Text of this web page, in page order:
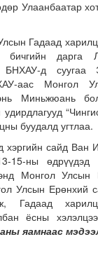
Улаанбаатар
Гадаад
дарга
БНХАУ-д суугаа
аас Монгол
Миньжюань
удирдлагууд
буудалд угтлаа.
хэргийн сайд Ван
15-ны өдрүүдэд
Монгол Улсын
Улсын Ерөнхий
Гадаад
ёсны
яамнаас